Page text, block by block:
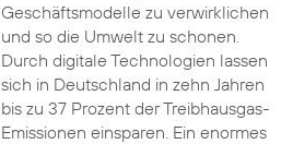
Geschäftsmodelle zu verwirklichen
und so die Umwelt zu schonen.
Durch digitale Technologien lassen
sich in Deutschland in zehn Jahren
bis zu 37 Prozent der Treibhausgas-
Emissionen einsparen. Ein enormes